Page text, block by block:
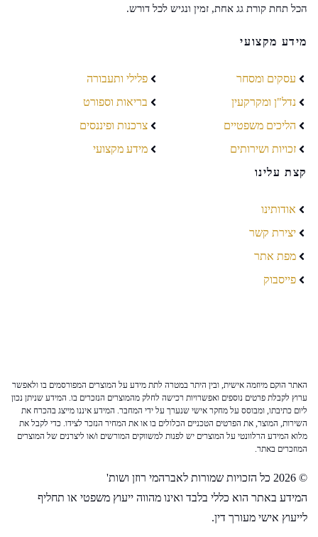
הכל תחת קורת גג אחת, זמין ונגיש לכל דורש.
מידע מקצועי
עסקים ומסחר
נדל"ן ומקרקעין
הליכים משפטיים
זכויות ושירותים
פלילי ותעבורה
בריאות וספורט
צרכנות ופיננסים
מידע מקצועי
קצת עלינו
אודותינו
יצירת קשר
מפת אתר
פייסבוק
האתר הוקם מיוזמה אישית, ובין היתר במטרה לתת מידע על המוצרים המפורסמים בו ולאפשר
ערוץ לקבלת פרטים נוספים ואפשרויות רכישה לחלק מהמוצרים הנזכרים בו. המידע שניתן נכון
ליום כתיבתו, ומבוסס על מחקר אישי שנערך על ידי המחבר. המידע איננו מייצג בהכרח את
השירות, המוצר, את הפרטים הטכניים הכלולים בו או את המחיר הנזכר לצידו. כדי לקבל את
מלוא המידע הרלוונטי על המוצרים יש לפנות למשווקים המורשים ו/או ליצרנים של המוצרים
המוזכרים באתר.
© 2026 כל הזכויות שמורות לאברהמי רוזן ושות'
המידע באתר הוא כללי בלבד ואינו מהווה ייעוץ משפטי או תחליף
לייעוץ אישי מעורך דין.